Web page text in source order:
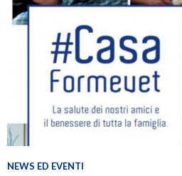
NEWS ED EVENTI